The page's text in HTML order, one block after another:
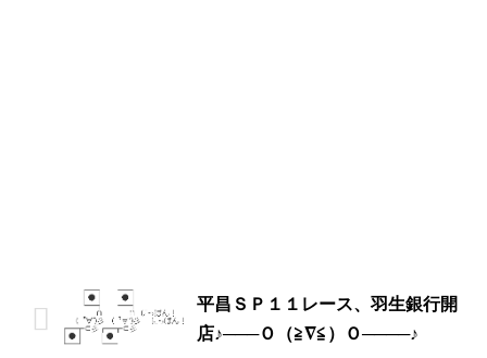
平昌ＳＰ１１レース、羽生銀行開
店♪───Ｏ（≧∇≦）Ｏ────♪